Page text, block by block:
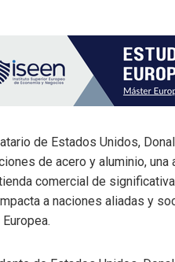
de Estados Unidos,
de acero y aluminio,
comercial de
a naciones aliadas y
Europea.